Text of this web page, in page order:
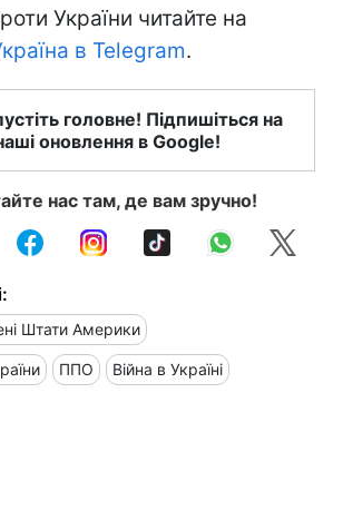
України читайте на
в Telegram.
головне! Підпишіться на
оновлення в Google!
нас там, де вам зручно!
Штати Америки
ППО Війна в Україні